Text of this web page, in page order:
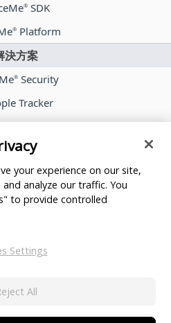
®SDK
®Platform
決方案
® Security
Tracker
®eKYC
例分享
部落格
新聞室
訊連科技
your experience on our site,
analyze our traffic. You
to provide controlled
Settings
All